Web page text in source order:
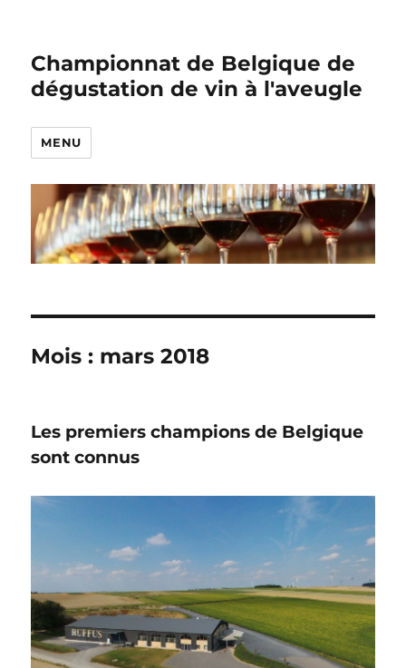
Championnat de Belgique de
dégustation de vin à l'aveugle
MENU
Mois : mars 2018
Les premiers champions de Belgique
sont connus